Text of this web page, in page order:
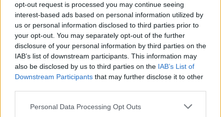
opt-out request is processed you may continue seeing
interest-based ads based on personal information utilized by
us or personal information disclosed to third parties prior to
your opt-out. You may separately opt-out of the further
disclosure of your personal information by third parties on the
IAB’s list of downstream participants. This information may
also be disclosed by us to third parties on the IAB’s List of
Downstream Participants that may further disclose it to other
Personal Data Processing Opt Outs
Το FIAT 500 Hybrid τώρα από
18.990 ευρώ
Ατρόμητος και Novibet
συνεχίζουν μαζί: Ανανέωση της
συνεργασίας τους μέχρι το
18η συνεχόμενη χρονιά για τον ΟΤΕ στη διεθνή σειρά δεικτών
FTSE4Good